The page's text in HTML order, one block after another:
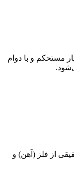
مستحکم و با دوام
از فلز (آهن) و